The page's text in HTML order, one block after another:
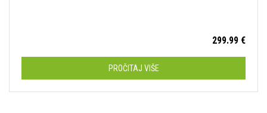
299.99 €
PROČITAJ VIŠE